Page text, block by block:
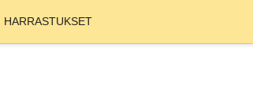
HARRASTUKSET